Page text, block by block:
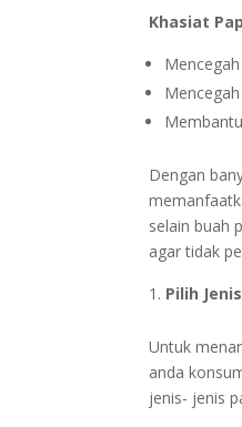
Khasiat
Dengan
selain buah
agar tidak
Pilih
Untuk
anda
jenis- jenis